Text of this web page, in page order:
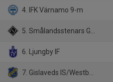
4. IFK Värnamo 9-m
5. Smålandsstenars GOIF 9-m
6. Ljungby IF
7. Gislaveds IS/Westbo United